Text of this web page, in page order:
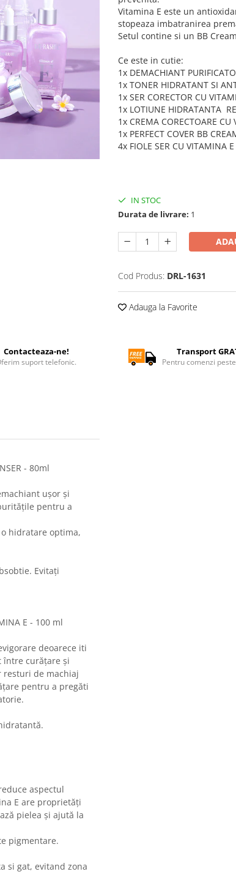
Vitamina E este un
stopeaza imbatranirea
Setul contine si un BB
Ce este in cutie:
1x DEMACHIANT
1x TONER HIDRATANT SI
1x SER CORECTOR CU
1x LOTIUNE HIDRATANTA
1x CREMA CORECTOARE
1x PERFECT COVER BB
4x FIOLE SER CU VITAMINA
IN STOC
Durata de livrare: 1
Cod Produs: DRL-1631
Adauga la Favorite
Contacteaza-ne!
suport telefonic.
Transport
Pentru comenzi
- 80ml
ușor și
pentru a
hidratare optima,
Evitați
E - 100 ml
deoarece iti
curățare și
de machiaj
pentru a pregăti
aspectul
E are proprietăți
pielea și ajută la
pigmentare.
si gat, evitand zona